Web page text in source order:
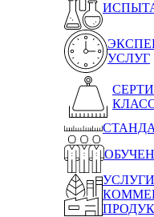
УСЛУГ